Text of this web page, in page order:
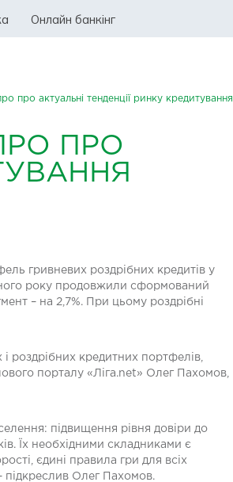
Онлайн банкінг
про актуальні тенденції ринку кредитування
ПРО
гривневих роздрібних кредитів у
року продовжили сформований
– на 2,7%. При цьому роздрібні
роздрібних кредитних портфелів,
порталу «Ліга.net» Олег Пахомов,
підвищення рівня довіри до
Їх необхідними складниками є
єдині правила гри для всіх
підкреслив Олег Пахомов.